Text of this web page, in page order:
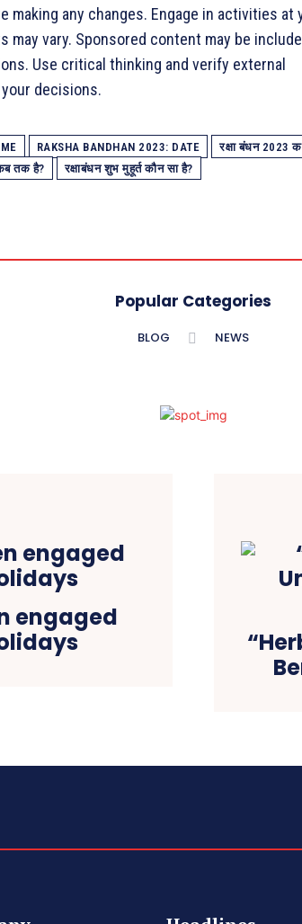
any changes. Engage in activities at
vary. Sponsored content may be
Use critical thinking and verify external
decisions.
RAKSHA BANDHAN 2023: DATE
रक्षा बंधन 2023
तक है?
रक्षाबंधन शुभ मुहूर्त कौन सा है?
Popular Categories
BLOG NEWS
engaged